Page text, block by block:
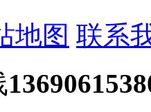
地图 联系